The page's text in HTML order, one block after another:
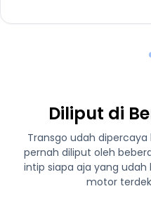
Diliput di
Transgo udah
pernah diliput oleh
intip siapa aja yang
motor